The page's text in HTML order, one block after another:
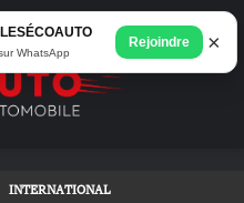
INTERNATIONAL
WhatsApp
Rejoindre ×